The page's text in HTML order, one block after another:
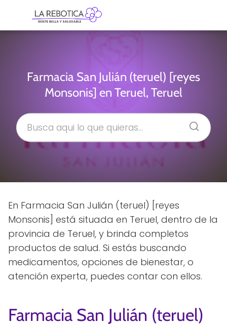
Farmacia San Julián (teruel) [reyes
Monsonis] en Teruel, Teruel
En Farmacia San Julián (teruel) [reyes
Monsonis] está situada en Teruel, dentro de la
provincia de Teruel, y brinda completos
productos de salud. Si estás buscando
medicamentos, opciones de bienestar, o
atención experta, puedes contar con ellos.
Farmacia San Julián (teruel)